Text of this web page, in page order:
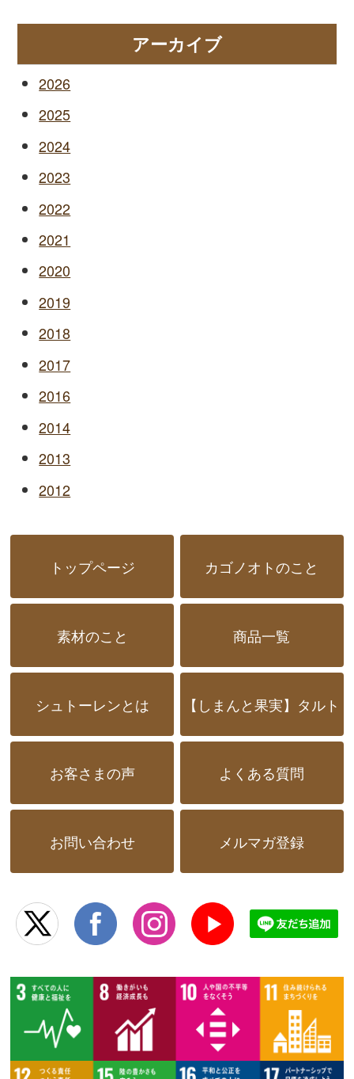
アーカイブ
2026
2025
2024
2023
2022
2021
2020
2019
2018
2017
2016
2014
2013
2012
トップページ カゴノオトのこと
素材のこと 商品一覧
シュトーレンとは 【しまんと果実】タルト
お客さまの声 よくある質問
お問い合わせ メルマガ登録